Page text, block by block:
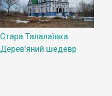
Стара Талалаївка.
Дерев’яний шедевр